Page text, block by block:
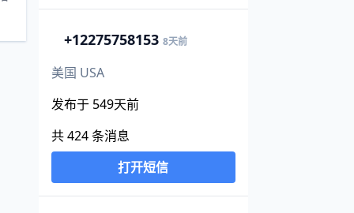
+12275758153 8天前
美国 USA
发布于 549天前
共 424 条消息
打开短信